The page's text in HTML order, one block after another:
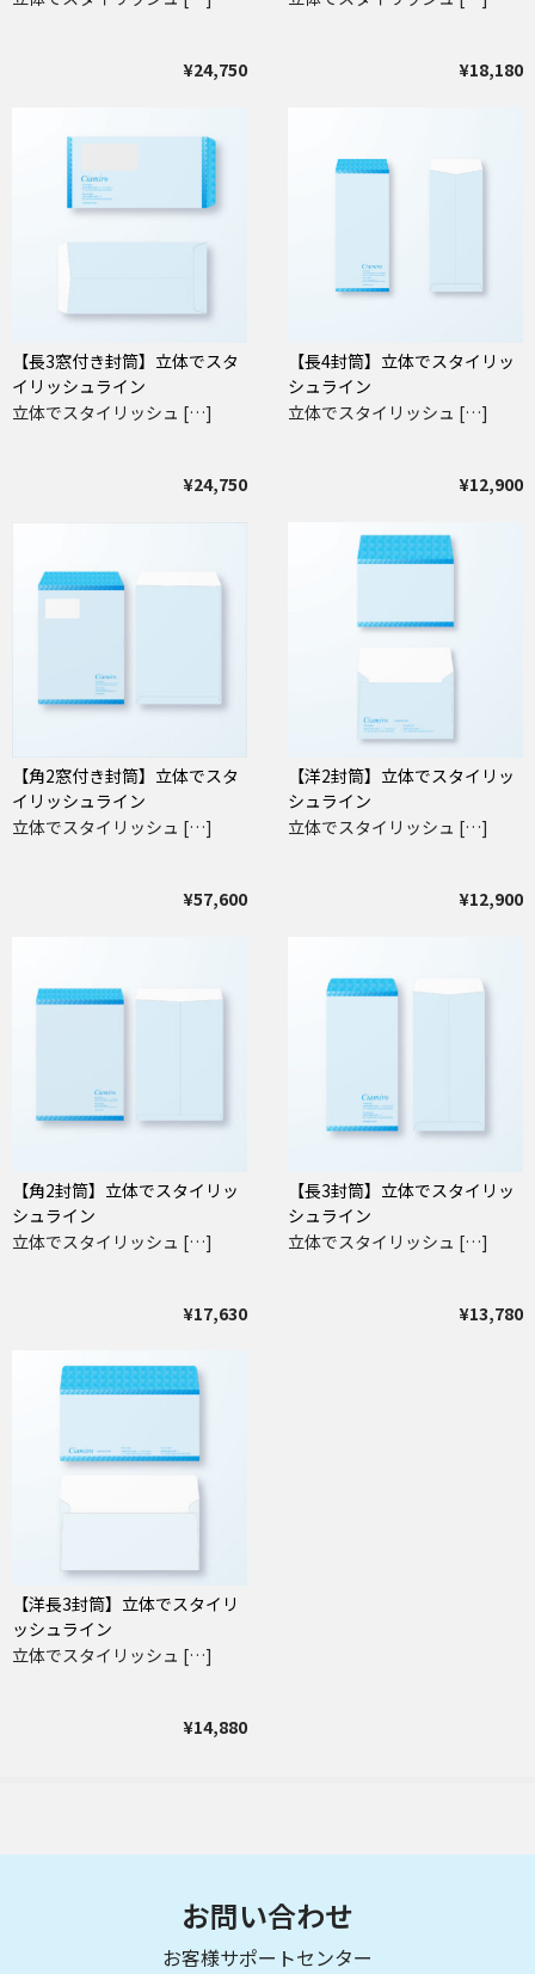
¥24,750 ¥18,180
【長3窓付き封筒】立体でスタ
イリッシュライン
立体でスタイリッシュ […]
¥24,750
【長4封筒】立体でスタイリッ
シュライン
立体でスタイリッシュ […]
¥12,900
【角2窓付き封筒】立体でスタ
イリッシュライン
立体でスタイリッシュ […]
¥57,600
【洋2封筒】立体でスタイリッ
シュライン
立体でスタイリッシュ […]
¥12,900
【角2封筒】立体でスタイリッ
シュライン
立体でスタイリッシュ […]
¥17,630
【長3封筒】立体でスタイリッ
シュライン
立体でスタイリッシュ […]
¥13,780
【洋長3封筒】立体でスタイリ
ッシュライン
立体でスタイリッシュ […]
¥14,880
お問い合わせ
お客様サポートセンター